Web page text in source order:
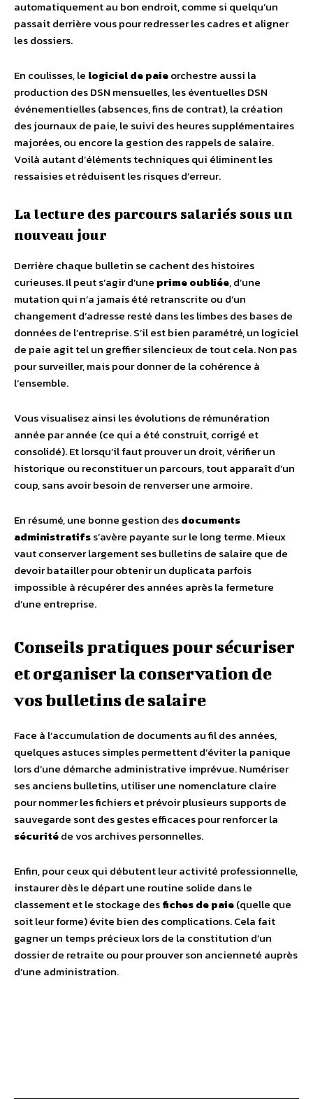
automatiquement au bon endroit, comme si quelqu’un
passait derrière vous pour redresser les cadres et aligner
les dossiers.
En coulisses, le logiciel de paieorchestre aussi la
production des DSN mensuelles, les éventuelles DSN
événementielles (absences, fins de contrat), la création
des journaux de paie, le suivi des heures supplémentaires
majorées, ou encore la gestion des rappels de salaire.
Voilà autant d’éléments techniques qui éliminent les
ressaisies et réduisent les risques d’erreur.
La lecture des parcours salariés sous un
nouveau jour
Derrière chaque bulletin se cachent des histoires
curieuses. Il peut s’agir d’une prime oubliée, d’une
mutation qui n’a jamais été retranscrite ou d’un
changement d’adresse resté dans les limbes des bases de
données de l’entreprise. S’il est bien paramétré, un logiciel
de paie agit tel un greffier silencieux de tout cela. Non pas
pour surveiller, mais pour donner de la cohérence à
l’ensemble.
Vous visualisez ainsi les évolutions de rémunération
année par année (ce qui a été construit, corrigé et
consolidé). Et lorsqu’il faut prouver un droit, vérifier un
historique ou reconstituer un parcours, tout apparaît d’un
coup, sans avoir besoin de renverser une armoire.
En résumé, une bonne gestion desdocuments
administratifss’avère payante sur le long terme. Mieux
vaut conserver largement ses bulletins de salaire que de
devoir batailler pour obtenir un duplicata parfois
impossible à récupérer des années après la fermeture
d’une entreprise.
Conseils pratiques pour sécuriser
et organiser la conservation de
vos bulletins de salaire
Face à l’accumulation de documents au fil des années,
quelques astuces simples permettent d’éviter la panique
lors d’une démarche administrative imprévue. Numériser
ses anciens bulletins, utiliser une nomenclature claire
pour nommer les fichiers et prévoir plusieurs supports de
sauvegarde sont des gestes efficaces pour renforcer la
sécuritéde vos archives personnelles.
Enfin, pour ceux qui débutent leur activité professionnelle,
instaurer dès le départ une routine solide dans le
classement et le stockage desfiches de paie(quelle que
soit leur forme) évite bien des complications. Cela fait
gagner un temps précieux lors de la constitution d’un
dossier de retraite ou pour prouver son ancienneté auprès
d’une administration.